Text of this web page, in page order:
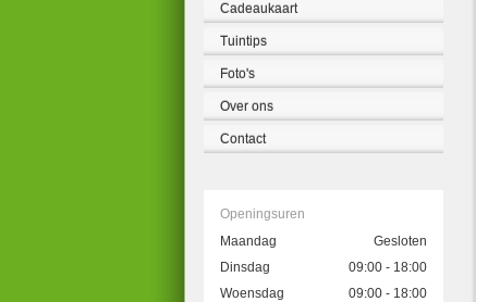
Cadeaukaart
Tuintips
Foto's
Over ons
Contact
Openingsuren
Maandag
Gesloten
Dinsdag
09:00 - 18:00
Woensdag
09:00 - 18:00